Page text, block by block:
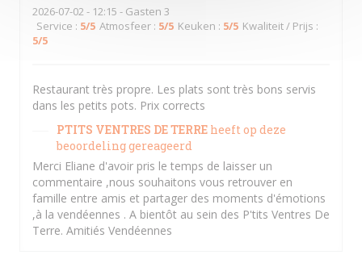
2026-07-02 - 12:15 - Gasten 3
Service : 5/5 Atmosfeer : 5/5 Keuken : 5/5 Kwaliteit / Prijs :
5/5
Restaurant très propre. Les plats sont très bons servis
dans les petits pots. Prix corrects
PTITS VENTRES DE TERRE heeft op deze
beoordeling gereageerd
Merci Eliane d'avoir pris le temps de laisser un
commentaire ,nous souhaitons vous retrouver en
famille entre amis et partager des moments d'émotions
,à la vendéennes . A bientôt au sein des P'tits Ventres De
Terre. Amitiés Vendéennes